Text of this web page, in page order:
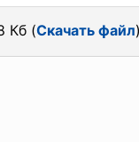
Кб (Скачать файл)